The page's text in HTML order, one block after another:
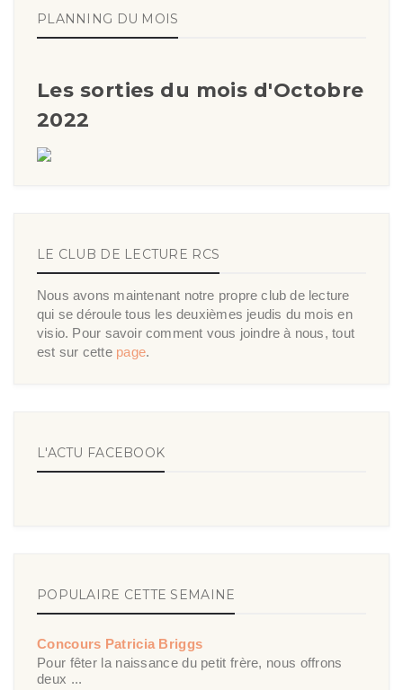
PLANNING DU MOIS
Les sorties du mois d'Octobre
2022
LE CLUB DE LECTURE RCS
Nous avons maintenant notre propre club de lecture
qui se déroule tous les deuxièmes jeudis du mois en
visio. Pour savoir comment vous joindre à nous, tout
est sur cette page.
L'ACTU FACEBOOK
POPULAIRE CETTE SEMAINE
Concours Patricia Briggs
Pour fêter la naissance du petit frère, nous offrons
deux ...